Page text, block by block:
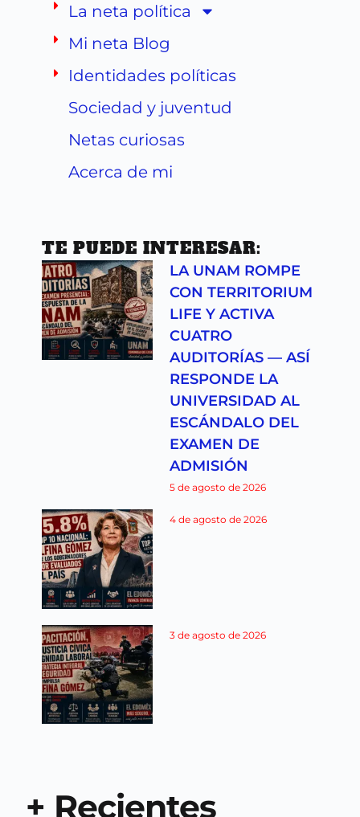
La neta política
Mi neta Blog
Identidades políticas
Sociedad y juventud
Netas curiosas
Acerca de mi
TE PUEDE INTERESAR:
LA UNAM ROMPE
CON TERRITORIUM
LIFE Y ACTIVA
CUATRO
AUDITORÍAS — ASÍ
RESPONDE LA
UNIVERSIDAD AL
ESCÁNDALO DEL
EXAMEN DE
ADMISIÓN
5 de agosto de 2026
4 de agosto de 2026
3 de agosto de 2026
+ Recientes